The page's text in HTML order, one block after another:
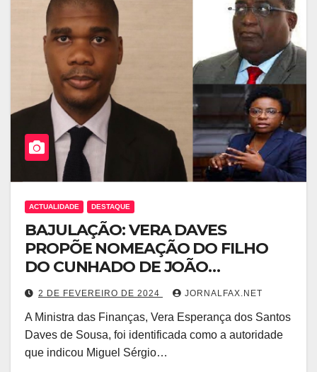
ACTUALIDADE DESTAQUE
BAJULAÇÃO: VERA DAVES
PROPÕE NOMEAÇÃO DO FILHO
DO CUNHADO DE JOÃO
LOURENÇO, MIGUEL CATRAIO
2 DE FEVEREIRO DE 2024 JORNALFAX.NET
A Ministra das Finanças, Vera Esperança dos Santos
Daves de Sousa, foi identificada como a autoridade
que indicou Miguel Sérgio…